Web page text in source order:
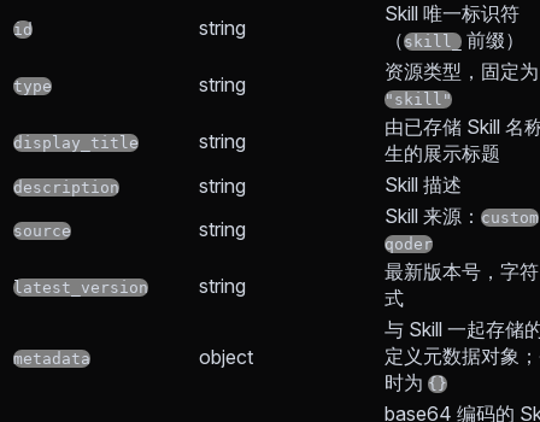
id string
Skill 唯一标识符
（skill_ 前缀）
type string
资源类型，固定为
"skill"
display_title string
由已存储 Skill 名
生的展示标题
description string Skill 描述
source string
Skill 来源： custom
qoder
latest_version string
最新版本号，字
式
metadata object
与 Skill 一起存储
定义元数据对象
时为 {}
base64 编码的